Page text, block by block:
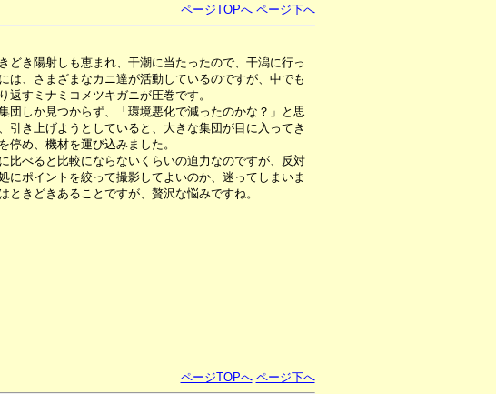
ページTOPへ ページ下へ
どき陽射しも恵まれ、干潮に当たったので、干潟に行っ
は、さまざまなカニ達が活動しているのですが、中でも
返すミナミコメツキガニが圧巻です。
団しか見つからず、「環境悪化で減ったのかな？」と思
引き上げようとしていると、大きな集団が目に入ってき
停め、機材を運び込みました。
比べると比較にならないくらいの迫力なのですが、反対
にポイントを絞って撮影してよいのか、迷ってしまいま
ときどきあることですが、贅沢な悩みですね。
ページTOPへ ページ下へ